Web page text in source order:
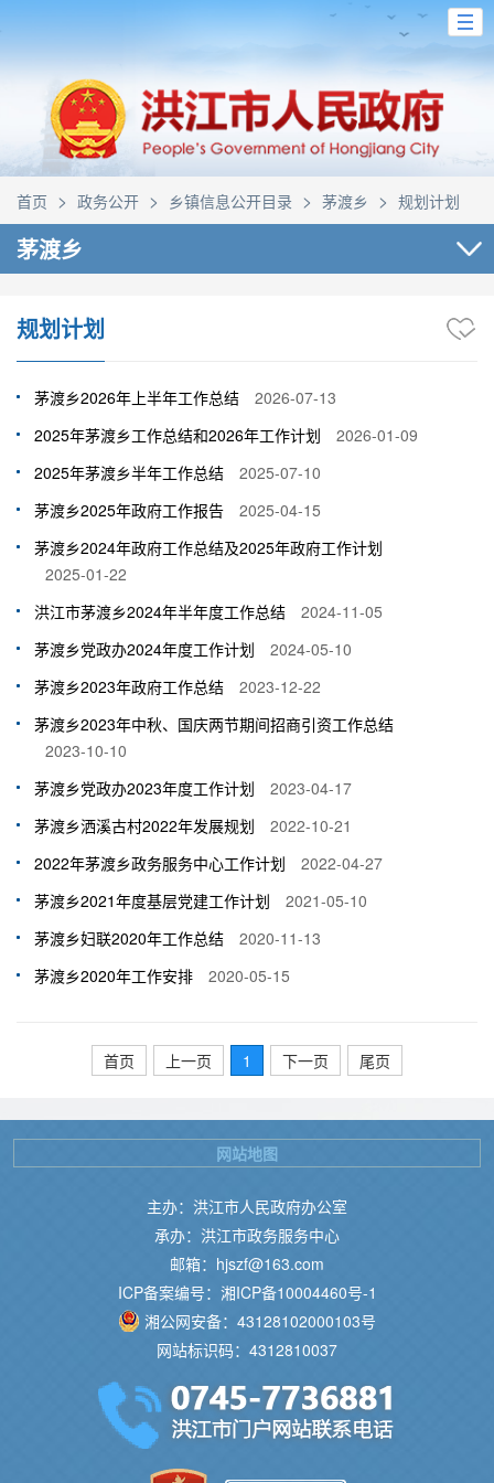
首页 > 政务公开 > 乡镇信息公开目录 > 茅渡乡 > 规划计划
茅渡乡
规划计划
茅渡乡2026年上半年工作总结
2026-07-13
2025年茅渡乡工作总结和2026年工作计划
2026-01-09
2025年茅渡乡半年工作总结
2025-07-10
茅渡乡2025年政府工作报告
2025-04-15
茅渡乡2024年政府工作总结及2025年政府工作计划
2025-01-22
洪江市茅渡乡2024年半年度工作总结
2024-11-05
茅渡乡党政办2024年度工作计划
2024-05-10
茅渡乡2023年政府工作总结
2023-12-22
茅渡乡2023年中秋、国庆两节期间招商引资工作总结
2023-10-10
茅渡乡党政办2023年度工作计划
2023-04-17
茅渡乡洒溪古村2022年发展规划
2022-10-21
2022年茅渡乡政务服务中心工作计划
2022-04-27
茅渡乡2021年度基层党建工作计划
2021-05-10
茅渡乡妇联2020年工作总结
2020-11-13
茅渡乡2020年工作安排
2020-05-15
首页 上一页 1 下一页 尾页
主办：洪江市人民政府办公室
承办：洪江市政务服务中心
邮箱：hjszf@163.com
ICP备案编号：湘ICP备10004460号-1
湘公网安备：43128102000103号
网站标识码：4312810037
网站地图